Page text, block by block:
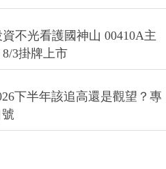
不光看護國神山 00410A主
3掛牌上市
下半年該追高還是觀望？專